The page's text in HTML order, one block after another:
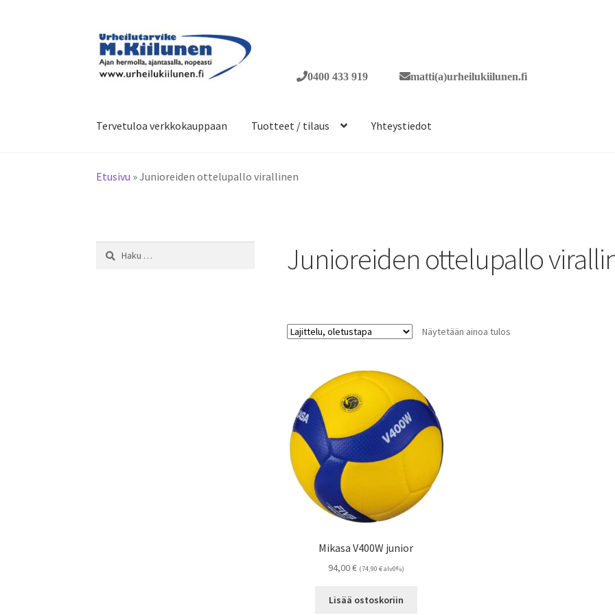
0400 433 919 matti(a)urheilukiilunen.fi
Siirry
navigointiin
Siirry
sisältöön
Tervetuloa verkkokauppaan Tuotteet / tilaus Yhteystiedot
Etusivu »Junioreiden ottelupallo virallinen
Junioreiden ottelupallo
Näytetään ainoa tulos
Mikasa V400W junior
94,00€ (74,90 €alv0%)
Lisää ostoskoriin
Haku: